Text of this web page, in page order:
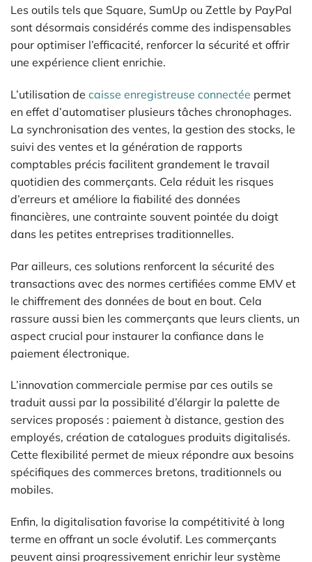
Les outils tels que Square, SumUp ou Zettle by PayPal
sont désormais considérés comme des indispensables
pour optimiser l’efficacité, renforcer la sécurité et offrir
une expérience client enrichie.
L’utilisation de caisse enregistreuse connectée permet
en effet d’automatiser plusieurs tâches chronophages.
La synchronisation des ventes, la gestion des stocks, le
suivi des ventes et la génération de rapports
comptables précis facilitent grandement le travail
quotidien des commerçants. Cela réduit les risques
d’erreurs et améliore la fiabilité des données
financières, une contrainte souvent pointée du doigt
dans les petites entreprises traditionnelles.
Par ailleurs, ces solutions renforcent la sécurité des
transactions avec des normes certifiées comme EMV et
le chiffrement des données de bout en bout. Cela
rassure aussi bien les commerçants que leurs clients, un
aspect crucial pour instaurer la confiance dans le
paiement électronique.
L’innovation commerciale permise par ces outils se
traduit aussi par la possibilité d’élargir la palette de
services proposés : paiement à distance, gestion des
employés, création de catalogues produits digitalisés.
Cette flexibilité permet de mieux répondre aux besoins
spécifiques des commerces bretons, traditionnels ou
mobiles.
Enfin, la digitalisation favorise la compétitivité à long
terme en offrant un socle évolutif. Les commerçants
peuvent ainsi progressivement enrichir leur système